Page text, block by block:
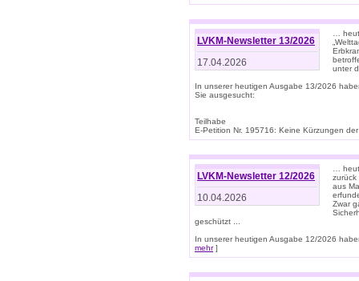
LVKM-Newsletter 13/2026
17.04.2026
…
unter
In unserer heutigen Ausgabe 13/2026
Sie ausgesucht:
Teilhabe
E-Petition Nr. 195716: Keine Kürzungen
LVKM-Newsletter 12/2026
10.04.2026
…
zurück
aus
Zwar
geschützt ...
In unserer heutigen Ausgabe 12/2026
mehr]